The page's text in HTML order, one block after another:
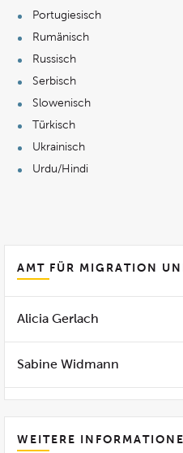
Portugiesisch
Rumänisch
Russisch
Serbisch
Slowenisch
Türkisch
Ukrainisch
Urdu/Hindi
AMT FÜR MIGRATION
Alicia Gerlach
Sabine Widmann
WEITERE